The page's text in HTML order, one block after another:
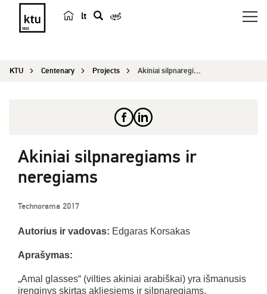
lt
KTU Centenary Projects Akiniai silpnaregiams ir neregiams
Akiniai silpnaregiams ir
neregiams
Technorama 2017
Autorius ir vadovas: Edgaras Korsakas
Aprašymas:
„Amal glasses“ (vilties akiniai arabiškai) yra išmanusis
įrenginys skirtas akliesiems ir silpnaregiams.